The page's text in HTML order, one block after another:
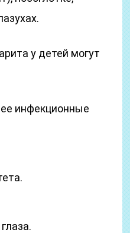
у детей могут
инфекционные